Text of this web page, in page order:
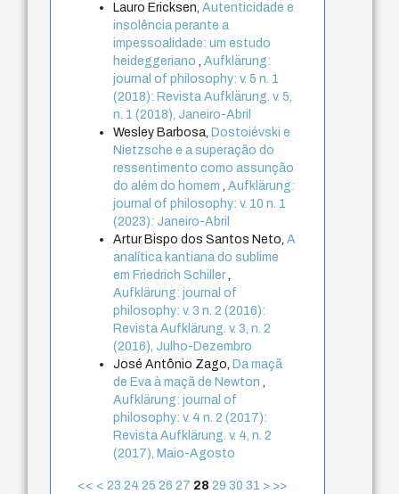
Lauro Ericksen,Autenticidade e
insolência perante a
impessoalidade: um estudo
heideggeriano,Aufklärung:
journal of philosophy: v. 5 n. 1
(2018): Revista Aufklärung. v. 5,
n. 1 (2018), Janeiro-Abril
Wesley Barbosa, Dostoiévski e
Nietzsche e a superação do
ressentimento como assunção
do além do homem,Aufklärung:
journal of philosophy: v. 10 n. 1
(2023): Janeiro-Abril
Artur Bispo dos Santos Neto,A
analítica kantiana do sublime
em Friedrich Schiller,
Aufklärung: journal of
philosophy: v. 3 n. 2 (2016):
Revista Aufklärung. v. 3, n. 2
(2016), Julho-Dezembro
José Antônio Zago, Da maçã
de Eva à maçã de Newton,
Aufklärung: journal of
philosophy: v. 4 n. 2 (2017):
Revista Aufklärung. v. 4, n. 2
(2017), Maio-Agosto
<< < 23 24 25 26 27 28 29 30 31 > >>